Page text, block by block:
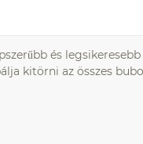
és
kitörni az összes